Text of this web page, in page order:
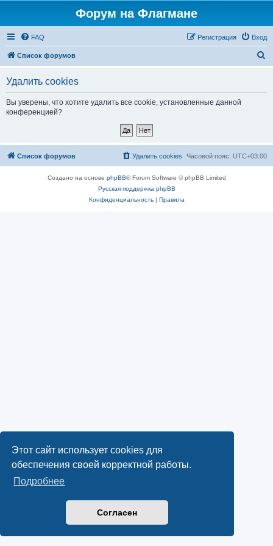
Этот сайт использует cookies для
обеспечения своей корректной работы.
Подробнее
Согласен
Форум на Флагмане
FAQ Вход
Регистрация
Список форумов
Удалить cookies
Вы уверены, что хотите удалить все cookie, установленные данной
конференцией?
Список форумов Часовой пояс: UTC+03:00
Удалить cookies
Создано на основе phpBB® Forum Software © phpBB Limited
Русская поддержка phpBB
Конфиденциальность| Правила